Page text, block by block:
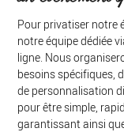
Pour privatiser notre
notre équipe dédiée
ligne. Nous
besoins spécifiques,
de personnalisation
pour être simple,
garantissant ainsi